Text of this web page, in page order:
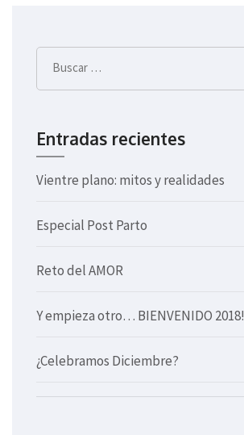
Buscar:
Entradas recientes
Vientre plano: mitos y realidades
Especial Post Parto
Reto del AMOR
Y empieza otro… BIENVENIDO 2018!
¿Celebramos Diciembre?